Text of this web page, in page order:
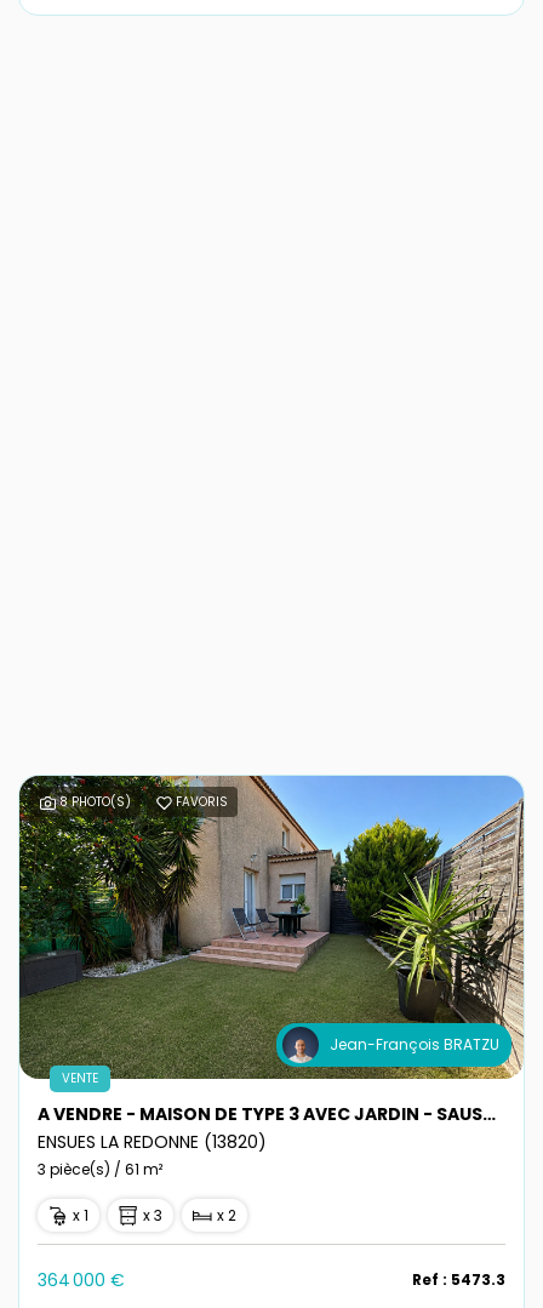
8 PHOTO(S) FAVORIS
Jean-François BRATZU
VENTE
A VENDRE - MAISON DE TYPE 3 AVEC JARDIN - SAUSSET-LES-PINS
ENSUES LA REDONNE (13820)
3 pièce(s) / 61 m²
x 1 x 3 x 2
364 000 € Ref : 5473.3